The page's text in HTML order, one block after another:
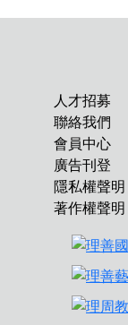
人才招募
聯絡我們
會員中心
廣告刊登
隱私權聲明
著作權聲明